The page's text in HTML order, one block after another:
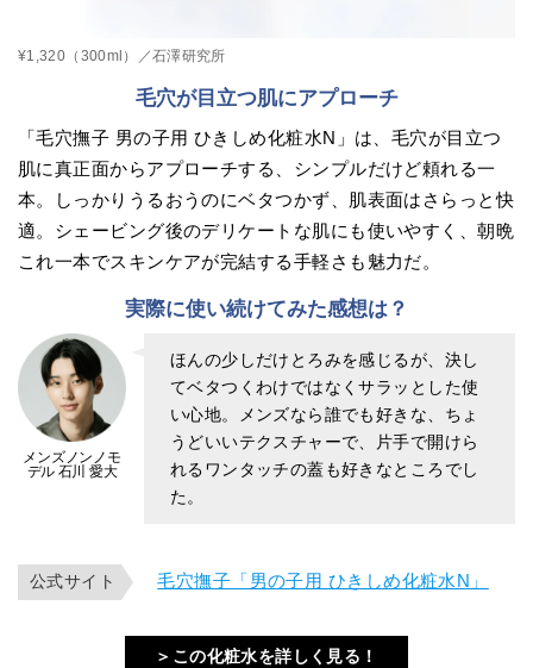
¥1,320（300ml）／石澤研究所
毛穴が目立つ肌にアプローチ
「毛穴撫子 男の子用 ひきしめ化粧水N」は、毛穴が目立つ
肌に真正面からアプローチする、シンプルだけど頼れる一
本。しっかりうるおうのにベタつかず、肌表面はさらっと快
適。シェービング後のデリケートな肌にも使いやすく、朝晩
これ一本でスキンケアが完結する手軽さも魅力だ。
実際に使い続けてみた感想は？
メンズノンノモ
デル 石川 愛大
ほんの少しだけとろみを感じるが、決し
てベタつくわけではなくサラッとした使
い心地。メンズなら誰でも好きな、ちょ
うどいいテクスチャーで、片手で開けら
れるワンタッチの蓋も好きなところでし
た。
公式サイト 毛穴撫子「男の子用 ひきしめ化粧水N」
＞この化粧水を詳しく見る！